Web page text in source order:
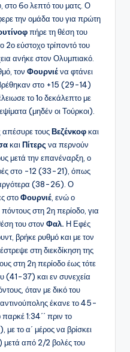
στο 6ο λεπτό του ματς. Ο
την ομάδα του για πρώτη
πήρε τη θέση του
2ο εύστοχο τρίποντό του
ανήκε στον Ολυμπιακό.
τον Φουρνιένα φτάνει
βρέθηκαν στο +15 (29-14)
το 1ο δεκάλεπτο με
(μηδέν οι Τούρκοι).
απέσυρε τουςΒεζένκοφκαι
και Πίτερς να περνούν
μετά την επανέναρξη, ο
στο -12 (33-21), όπως
αργότερα (38-26). Ο
στοΦουρνιέ , ενώ ο
στη 2η περίοδο, για
του στον Φαλ. Η Εφές
βρήκε ρυθμό και με τον
στη διεκδίκηση της
στη 2η περίοδο έως τότε
(41-37) και εν συνεχεία
όταν με δικό του
έκανε το 45-
1:34΄΄ πριν το
), με το α΄ μέρος να βρίσκει
από 2/2 βολές του